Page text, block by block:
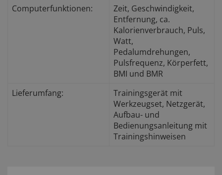
Computerfunktionen:
Zeit, Geschwindigkeit,
Entfernung, ca.
Kalorienverbrauch, Puls,
Watt,
Pedalumdrehungen,
Pulsfrequenz, Körperfett,
BMI und BMR
Lieferumfang:
Trainingsgerät mit
Werkzeugset, Netzgerät,
Aufbau- und
Bedienungsanleitung mit
Trainingshinweisen